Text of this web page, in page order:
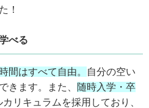
！
べる
間はすべて自由。
自分の空い
きます。また、
随時入学・卒
リキュラムを採用しており、